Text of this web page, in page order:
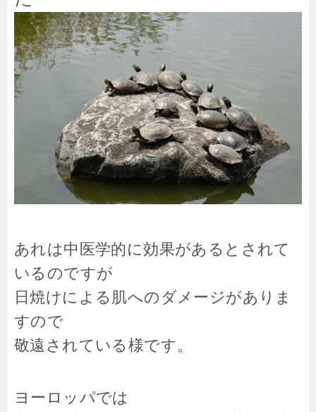
あれは中医学的に効果があるとされて
いるのですが
日焼けによる肌へのダメージがありま
すので
敬遠されている様です。
ヨーロッパでは